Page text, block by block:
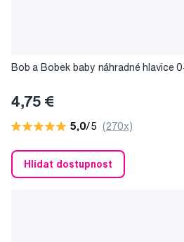
Bob a Bobek baby náhradné hlavice
4,75 €
5,0/5 (270x)
Hlídat dostupnost